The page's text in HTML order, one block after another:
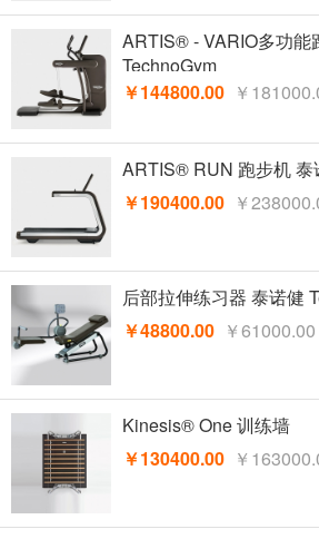
ARTIS® - VARIO多功能
TechnoGym
￥144800.00 ￥
ARTIS® RUN 跑步机 泰
￥190400.00 ￥
后部拉伸练习器 泰诺健
￥48800.00 ￥61000.00
Kinesis® One 训练墙
￥130400.00 ￥